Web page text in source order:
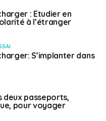
: Etudier en
à l’étranger
S’implanter dans
deux passeports,
pour voyager